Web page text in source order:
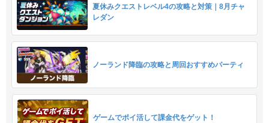
夏休みクエストレベル4の攻略と対策｜8月チャ
レダン
ノーランド降臨の攻略と周回おすすめパーティ
ゲームでポイ活して課金代をゲット！